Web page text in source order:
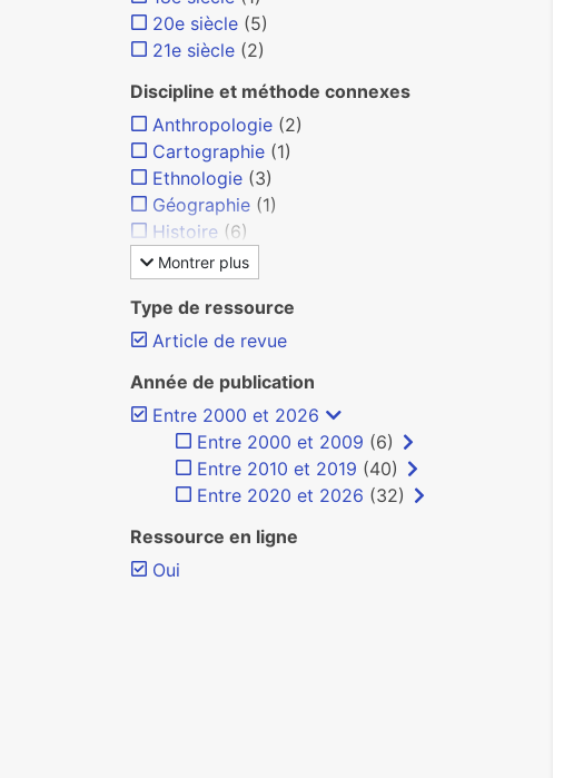
20e siècle (5)
21e siècle (2)
Discipline et méthode connexes
Anthropologie (2)
Cartographie (1)
Ethnologie (3)
Géographie (1)
Histoire (6)
Montrer plus
Type de ressource
Article de revue
Année de publication
Entre 2000 et 2026
Entre 2000 et 2009 (6)
Entre 2010 et 2019 (40)
Entre 2020 et 2026 (32)
Ressource en ligne
Oui